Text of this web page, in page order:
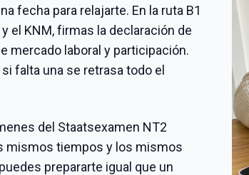
fecha para relajarte. En la ruta B1
el KNM, firmas la declaración de
mercado laboral y participación.
falta una se retrasa todo el
del Staatsexamen NT2
mismos tiempos y los mismos
prepararte igual que un